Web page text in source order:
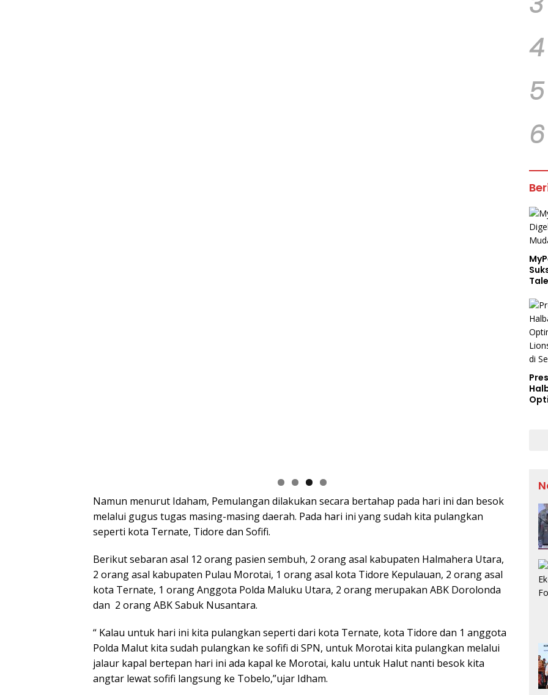
Namun menurut Idaham, Pemulangan dilakukan secara bertahap pada hari ini dan besok
melalui gugus tugas masing-masing daerah. Pada hari ini yang sudah kita pulangkan
seperti kota Ternate, Tidore dan Sofifi.
Berikut sebaran asal 12 orang pasien sembuh, 2 orang asal kabupaten Halmahera Utara,
2 orang asal kabupaten Pulau Morotai, 1 orang asal kota Tidore Kepulauan, 2 orang asal
kota Ternate, 1 orang Anggota Polda Maluku Utara, 2 orang merupakan ABK Dorolonda
dan 2 orang ABK Sabuk Nusantara.
“ Kalau untuk hari ini kita pulangkan seperti dari kota Ternate, kota Tidore dan 1 anggota
Polda Malut kita sudah pulangkan ke sofifi di SPN, untuk Morotai kita pulangkan melalui
jalaur kapal bertepan hari ini ada kapal ke Morotai, kalu untuk Halut nanti besok kita
angtar lewat sofifi langsung ke Tobelo,”ujar Idham.
4
5
6